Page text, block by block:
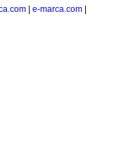
e-marca.com